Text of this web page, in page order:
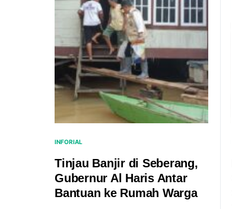
INFORIAL
Tinjau Banjir di Seberang,
Gubernur Al Haris Antar
Bantuan ke Rumah Warga